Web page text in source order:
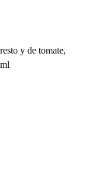
y de tomate,